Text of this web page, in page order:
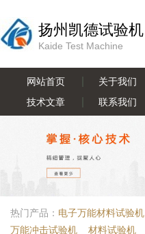
扬州凯德试验机
Kaide Test Machine
网站首页 关于我们
技术文章
联系我们
热门产品： 电子万能材料试验机
万能冲击试验机
材料试验机